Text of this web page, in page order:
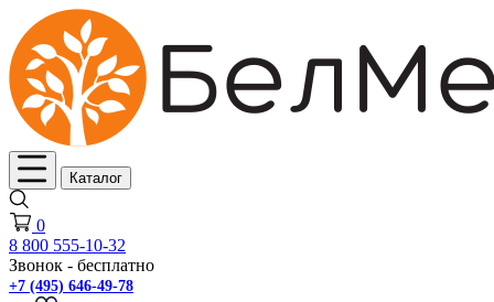
Каталог
0
8 800 555-10-32
Звонок - бесплатно
+7 (495) 646-49-78